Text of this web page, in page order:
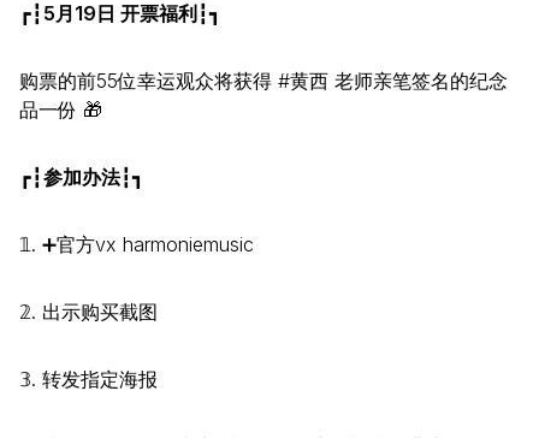
┏┇ 5月19日 开票福利 ┇┓
购票的前55位幸运观众将获得 #黄西 老师亲笔签名的纪念
品一份 🎁
┏┇ 参加办法┇┓
𝟙. ➕官方vx harmoniemusic
𝟚. 出示购买截图
𝟛. 转发指定海报